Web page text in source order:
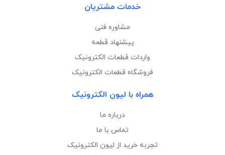
خدمات مشتریان
مشاوره فنی
پیشنهاد قطعه
واردات قطعات الکترونیک
فروشگاه قطعات الکترونیک
همراه با لیون الکترونیک
درباره ما
تماس با ما
تجربه خرید از لیون الکترونیک